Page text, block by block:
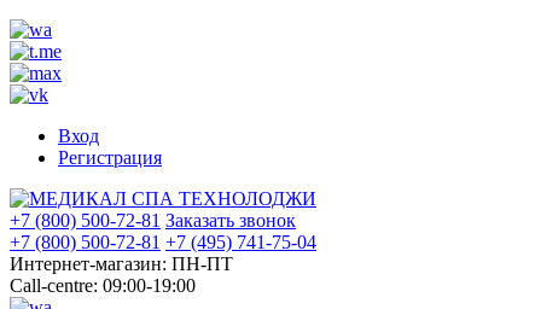
Вход
Регистрация
+7 (800) 500-72-81 Заказать звонок
+7 (800) 500-72-81 +7 (495) 741-75-04
Интернет-магазин: ПН-ПТ
Call-centre: 09:00-19:00